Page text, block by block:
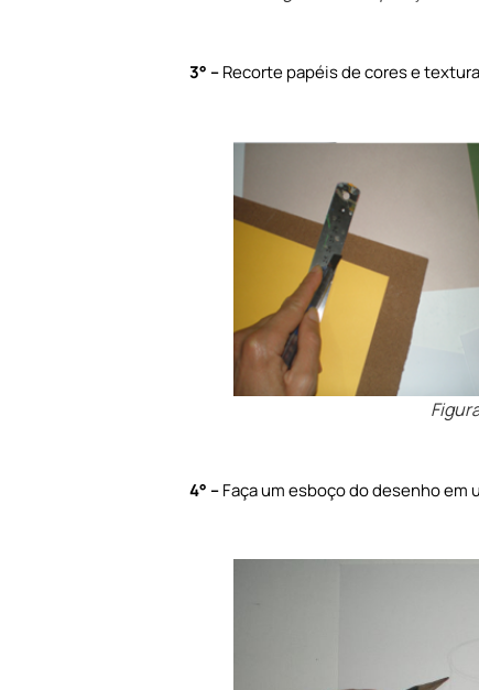
3° –Recorte papéis de cores e
4° –Faça um esboço do desenho em